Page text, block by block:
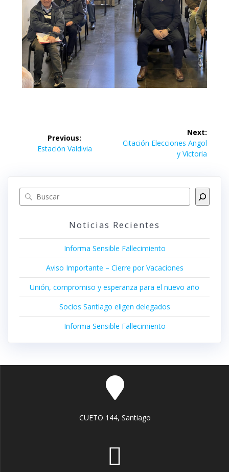
Previous:
Estación Valdivia
Next:
Citación Elecciones Angol
y Victoria
Noticias Recientes
Informa Sensible Fallecimiento
Aviso Importante – Cierre por Vacaciones
Unión, compromiso y esperanza para el nuevo año
Socios Santiago eligen delegados
Informa Sensible Fallecimiento
CUETO 144, Santiago